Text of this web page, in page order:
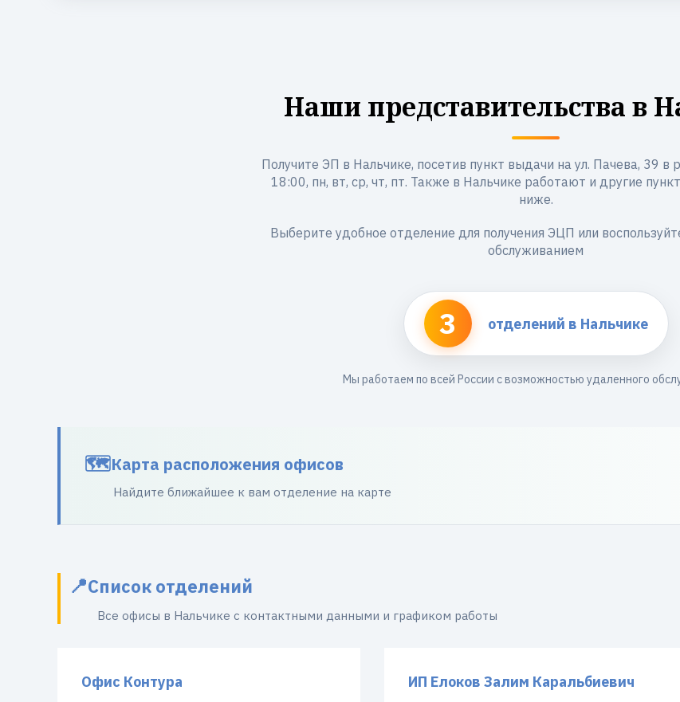
Наши представительства в
Получите ЭП в Нальчике, посетив пункт выдачи на ул. Пачева, 39 в
18:00, пн, вт, ср, чт, пт. Также в Нальчике работают и другие
ниже.
Выберите удобное отделение для получения ЭЦП или
обслуживанием
3 отделений в Нальчике
Мы работаем по всей России с возможностью удаленного
Карта расположения офисов
Найдите ближайшее к вам отделение на карте
Список отделений
Все офисы в Нальчике с контактными данными и графиком работы
Офис Контура ИП Елоков Залим Каральбиевич